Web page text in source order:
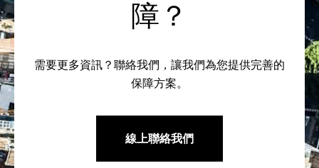
障？
需要更多資訊？聯絡我們，讓我們為您提供完善的
保障方案。
線上聯絡我們